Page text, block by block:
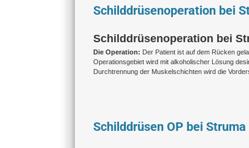
Schilddrüsenoperation bei
Schilddrüsenoperation bei
Die Operation: Der Patient ist auf dem Rücken
Operationsgebiet wird mit alkoholischer Lösung
Durchtrennung der Muskelschichten wird die
Schilddrüsen OP bei